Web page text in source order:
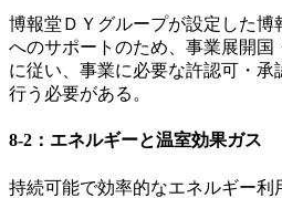
博報堂ＤＹグループが設定した
へのサポートのため、事業展開国
に従い、事業に必要な許認可・
行う必要がある。
8-2：エネルギーと温室効果ガス
持続可能で効率的なエネルギー